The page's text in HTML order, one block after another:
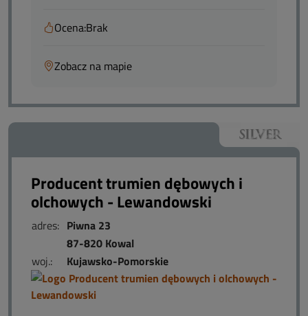
Ocena:Brak
Zobacz na mapie
Producent trumien dębowych i
olchowych - Lewandowski
adres: Piwna 23
87-820 Kowal
woj.:
Kujawsko-Pomorskie